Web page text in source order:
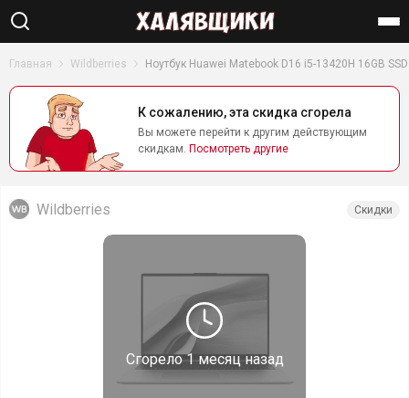
Найти
Главная Wildberries Ноутбук Huawei Matebook D16 i5-13420H 16GB
К сожалению, эта скидка сгорела
Вы можете перейти к другим действующим
скидкам. Посмотреть другие
Сгорело1 месяц назад
Wildberries Скидки